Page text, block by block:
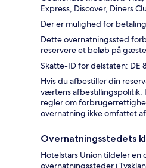
Express, Discover, Diners
Der er mulighed for
Dette overnatningssted
reservere et beløb på
Skatte-ID for delstaten: DE
Hvis du afbestiller din
værtens afbestillingspolitik.
regler om
overnatning ikke omfattet
Overnatningsstedets
Hotelstars Union tildeler
overnatningssteder i